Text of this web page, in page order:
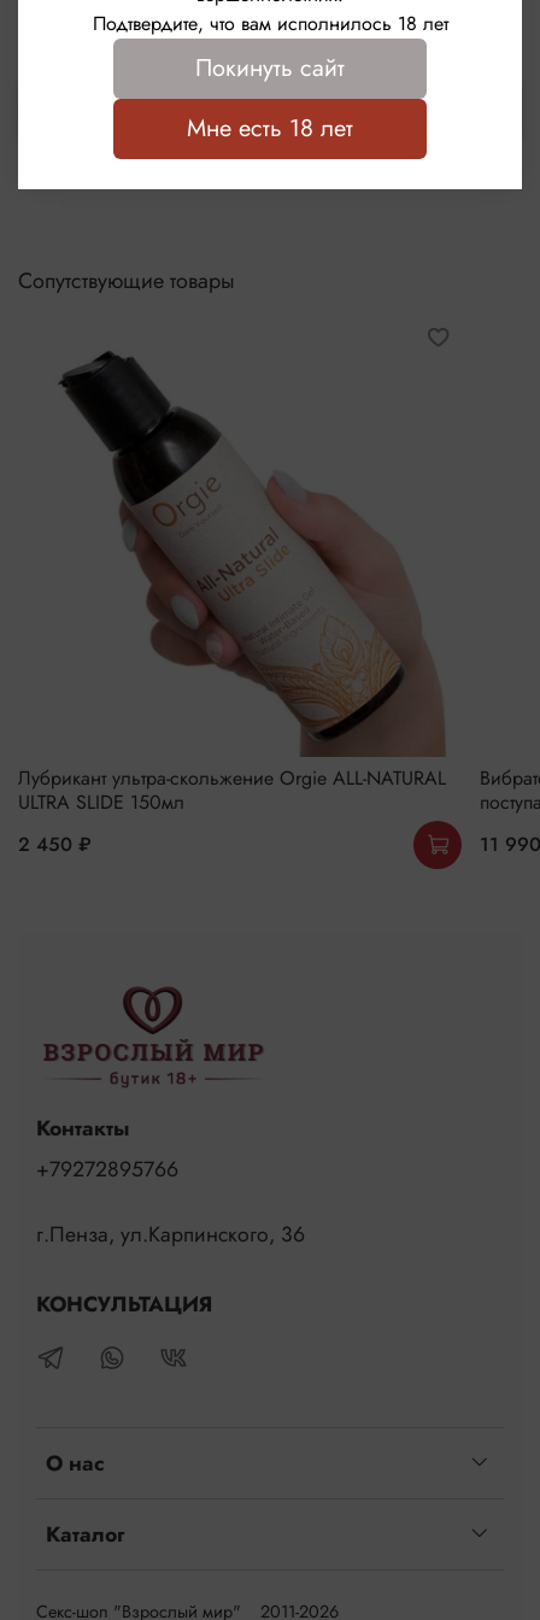
-Дерматологически протестирована
-pH адаптирован к коже
Написать отзыв
Выбрать
Сопутствующие товары
Лубрикант ультра-скольжение Orgie ALL-NATURAL
ULTRA SLIDE 150мл
2 450 ₽
11
О нас
Каталог
Контакты
+79272895766
г.Пенза, ул.Карпинского, 36
КОНСУЛЬТАЦИЯ
Секс-шоп "Взрослый мир" 2011-2026
Подтвердите, что вам исполнилось 18 лет
Покинуть сайт
Мне есть 18 лет